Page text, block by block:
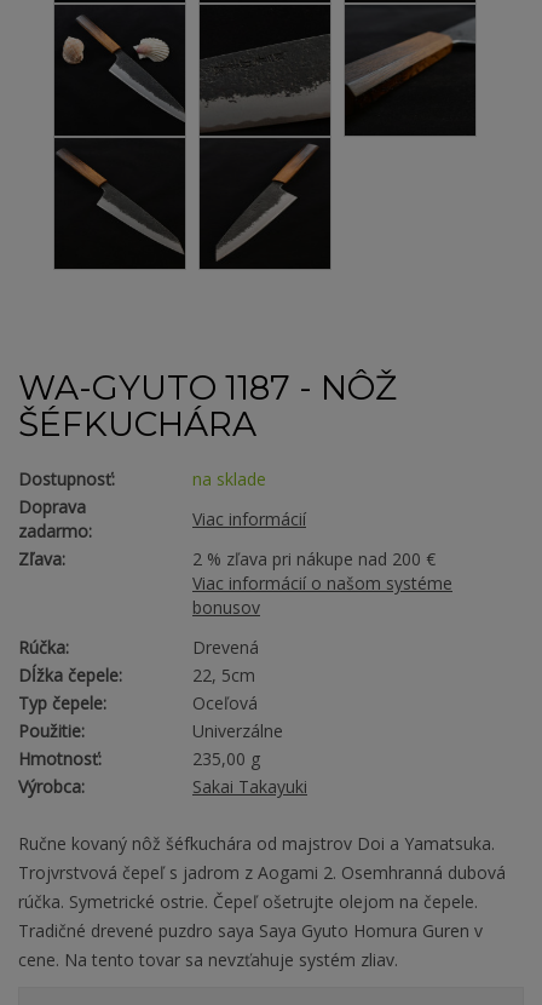
WA-GYUTO 1187 - NÔŽ
ŠÉFKUCHÁRA
Dostupnosť:
na sklade
Doprava
zadarmo:
Viac informácií
Zľava:
2 % zľava pri nákupe nad 200 €
Viac informácií o našom systéme
bonusov
Rúčka:
Drevená
Dĺžka čepele:
22, 5cm
Typ čepele:
Oceľová
Použitie:
Univerzálne
Hmotnosť:
235,00 g
Výrobca:
Sakai Takayuki
Ručne kovaný nôž šéfkuchára od majstrov Doi a Yamatsuka.
Trojvrstvová čepeľ s jadrom z Aogami 2. Osemhranná dubová
rúčka. Symetrické ostrie. Čepeľ ošetrujte olejom na čepele.
Tradičné drevené puzdro saya Saya Gyuto Homura Guren v
cene. Na tento tovar sa nevzťahuje systém zliav.